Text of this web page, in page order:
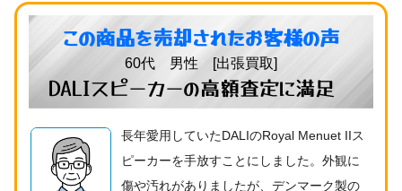
この商品を売却されたお客様の声
60代 男性 [出張買取]
DALIスピーカーの高額査定に満足
長年愛用していたDALIのRoyal Menuet IIス
ピーカーを手放すことにしました。外観に
傷や汚れがありましたが、デンマーク製の